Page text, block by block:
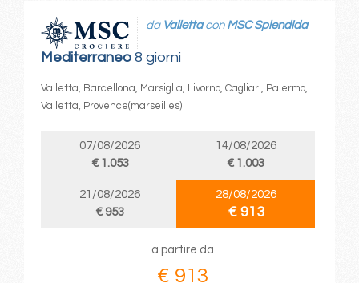
Mediterraneo8 giorni
da Vallettacon MSC Splendida
Valletta, Barcellona, Marsiglia, Livorno, Cagliari, Palermo,
Valletta, Provence(marseilles)
07/08/2026
€ 1.053
14/08/2026
€ 1.003
21/08/2026
€ 953
28/08/2026
€ 913
a partire da
€ 913